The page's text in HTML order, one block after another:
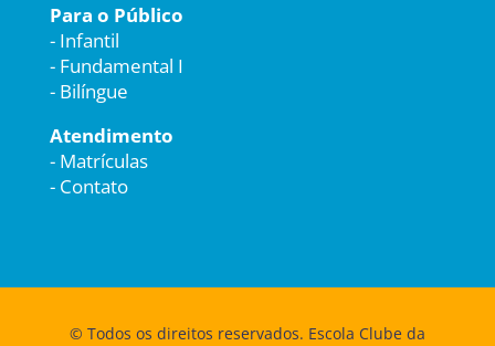
Para o Público
- Infantil
- Fundamental I
- Bilíngue
Atendimento
- Matrículas
- Contato
© Todos os direitos reservados. Escola Clube da